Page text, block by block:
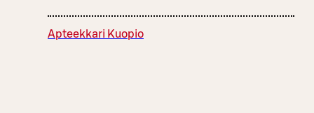
Apteekkari Kuopio